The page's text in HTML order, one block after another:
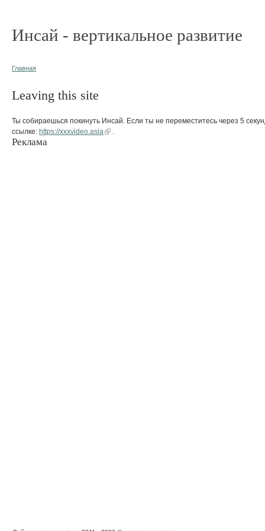
Инсай - вертикальное развитие
Главная
Leaving this site
Ты собираешься покинуть Инсай. Если ты не переместитесь через 5
ссылке: https://xxxvideo.asia
Реклама